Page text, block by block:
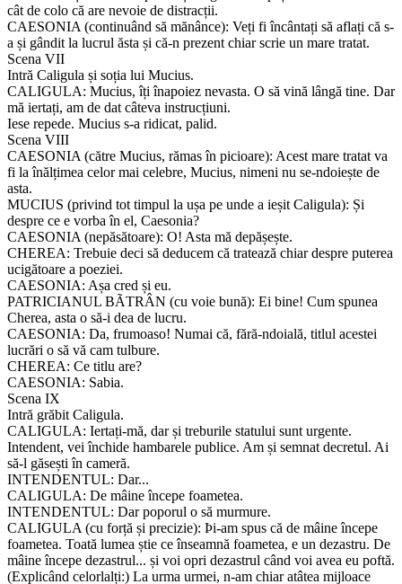
cât de colo că are nevoie de distracții.
CAESONIA (continuând să mănânce): Veți fi încântați să aflați că s-
a și gândit la lucrul ăsta și că-n prezent chiar scrie un mare tratat.
Scena VII
Intră Caligula și soția lui Mucius.
CALIGULA: Mucius, îți înapoiez nevasta. O să vină lângă tine. Dar
mă iertați, am de dat câteva instrucțiuni.
Iese repede. Mucius s-a ridicat, palid.
Scena VIII
CAESONIA (către Mucius, rămas în picioare): Acest mare tratat va
fi la înălțimea celor mai celebre, Mucius, nimeni nu se-ndoiește de
asta.
MUCIUS (privind tot timpul la ușa pe unde a ieșit Caligula): Și
despre ce e vorba în el, Caesonia?
CAESONIA (nepăsătoare): O! Asta mă depășește.
CHEREA: Trebuie deci să deducem că tratează chiar despre puterea
ucigătoare a poeziei.
CAESONIA: Așa cred și eu.
PATRICIANUL BÃTRÂN (cu voie bună): Ei bine! Cum spunea
Cherea, asta o să-i dea de lucru.
CAESONIA: Da, frumoaso! Numai că, fără-ndoială, titlul acestei
lucrări o să vă cam tulbure.
CHEREA: Ce titlu are?
CAESONIA: Sabia.
Scena IX
Intră grăbit Caligula.
CALIGULA: Iertați-mă, dar și treburile statului sunt urgente.
Intendent, vei închide hambarele publice. Am și semnat decretul. Ai
să-l găsești în cameră.
INTENDENTUL: Dar...
CALIGULA: De mâine începe foametea.
INTENDENTUL: Dar poporul o să murmure.
CALIGULA (cu forță și precizie): Þi-am spus că de mâine începe
foametea. Toată lumea știe ce înseamnă foametea, e un dezastru. De
mâine începe dezastrul... și voi opri dezastrul când voi avea eu poftă.
(Explicând celorlalți:) La urma urmei, n-am chiar atâtea mijloace